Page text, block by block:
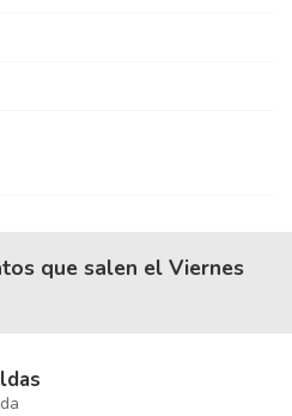
que salen el Viernes